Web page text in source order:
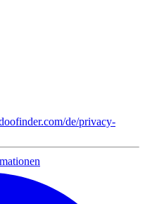
de/privacy-